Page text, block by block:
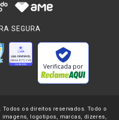
SEGURA
Verificada por
os direitos reservados. Todo o
logotipos, marcas, dizeres,